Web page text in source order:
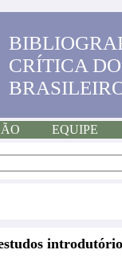
CRÍTICA
EQUIPE